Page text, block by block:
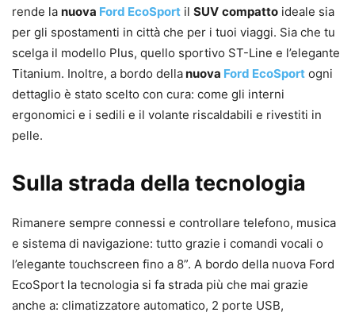
rende la nuova Ford EcoSport il SUV compatto ideale sia
per gli spostamenti in città che per i tuoi viaggi. Sia che tu
scelga il modello Plus, quello sportivo ST-Line e l’elegante
Titanium. Inoltre, a bordo dellanuova Ford EcoSport ogni
dettaglio è stato scelto con cura: come gli interni
ergonomici e i sedili e il volante riscaldabili e rivestiti in
pelle.
Sulla strada della tecnologia
Rimanere sempre connessi e controllare telefono, musica
e sistema di navigazione: tutto grazie i comandi vocali o
l’elegante touchscreen fino a 8”. A bordo della nuova Ford
EcoSport la tecnologia si fa strada più che mai grazie
anche a: climatizzatore automatico, 2 porte USB,